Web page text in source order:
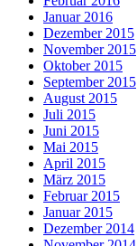
Januar 2016
Dezember 2015
November 2015
Oktober 2015
September 2015
August 2015
Juli 2015
Juni 2015
Mai 2015
April 2015
März 2015
Februar 2015
Januar 2015
Dezember 2014